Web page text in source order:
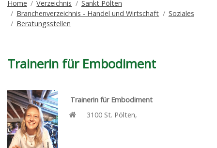
Home Verzeichnis
Sankt Pölten
Branchenverzeichnis - Handel und Wirtschaft
Soziales
Beratungsstellen
Trainerin für Embodiment
Trainerin für Embodiment
3100 St. Pölten,